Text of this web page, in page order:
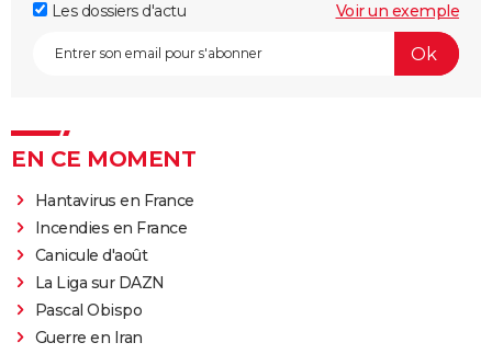
Les dossiers d'actu
Voir un exemple
EN CE MOMENT
Hantavirus en France
Incendies en France
Canicule d'août
La Liga sur DAZN
Pascal Obispo
Guerre en Iran